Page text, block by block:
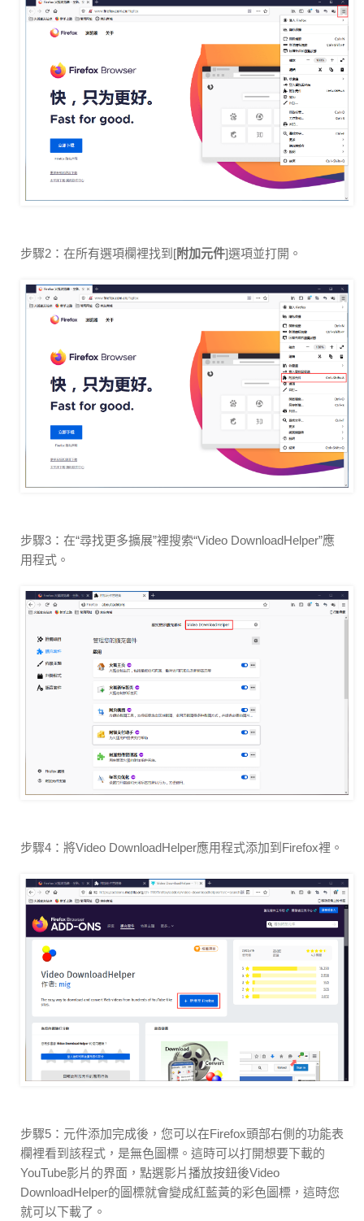
步驟2：在所有選項欄裡找到[附加元件]選項並打開。
步驟3：在“尋找更多擴展”裡搜索“Video DownloadHelper”應
用程式。
步驟4：將Video DownloadHelper應用程式添加到Firefox裡。
步驟5：元件添加完成後，您可以在Firefox頭部右側的功能表
欄裡看到該程式，是無色圖標。這時可以打開想要下載的
YouTube影片的界面，點選影片播放按鈕後Video
DownloadHelper的圖標就會變成紅藍黃的彩色圖標，這時您
就可以下載了。